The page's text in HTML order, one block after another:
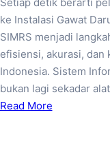
ke Instalasi Gawat
SIMRS menjadi
efisiensi, akurasi, dan
Indonesia. Sistem
bukan lagi sekadar
Read More